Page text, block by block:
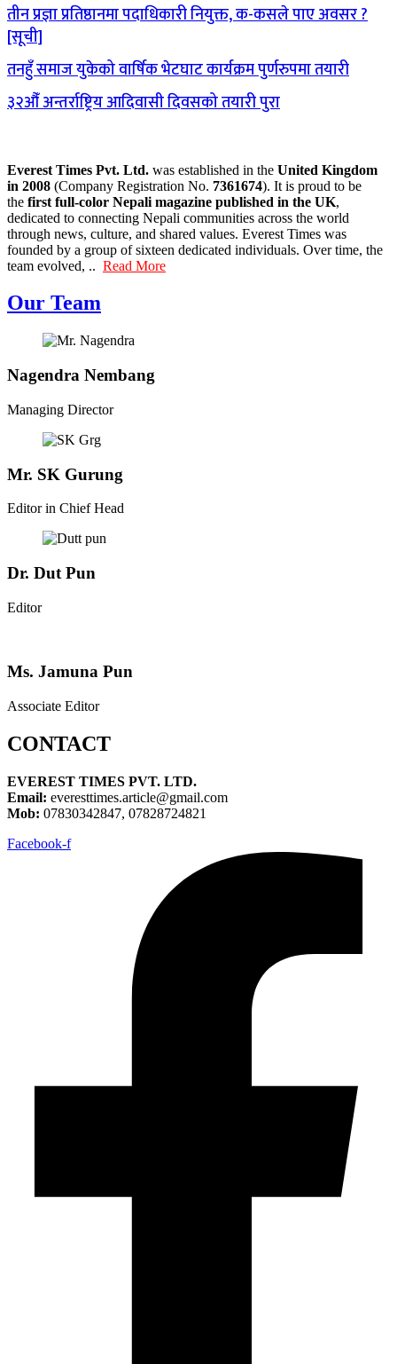
तीन प्रज्ञा प्रतिष्ठानमा पदाधिकारी नियुक्त, क-कसले पाए अवसर ?
[सूची]
तनहुँ समाज युकेको वार्षिक भेटघाट कार्यक्रम पुर्णरुपमा तयारी
३२औँ अन्तर्राष्ट्रिय आदिवासी दिवसको तयारी पुरा
Everest Times Pvt. Ltd. was established in the United Kingdom
in 2008 (Company Registration No. 7361674). It is proud to be
the first full-color Nepali magazine published in the UK,
dedicated to connecting Nepali communities across the world
through news, culture, and shared values. Everest Times was
founded by a group of sixteen dedicated individuals. Over time, the
team evolved, .. Read More
Our Team
Nagendra Nembang
Managing Director
Mr. SK Gurung
Editor in Chief Head
Dr. Dut Pun
Editor
Ms. Jamuna Pun
Associate Editor
CONTACT
EVEREST TIMES PVT. LTD.
Email: everesttimes.article@gmail.com
Mob: 07830342847, 07828724821
Facebook-f